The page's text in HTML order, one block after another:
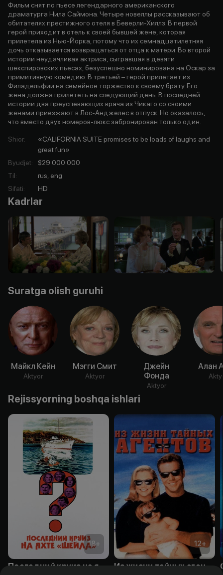
Фильм снят по пьесе легендарного американского
драматурга Нила Саймона. Четыре новеллы рассказывают oб
обитателях престижного отеля в Беверли-Хиллз. В первой
герой приходит в отель к своей бывшей жене, которая
прилетела из Нью-Йорка, потому что их семнадцатилетняя
дочь отказывается возвращаться от отца к матери. Во второй
истории неудачливая актриса, сыгравшая в девяти
шекспировских пьесах, безуспешно номинирована на Оскар за
примитивную комедию. В третьей – герой прилетает из
Филадельфии на семейное торжество к своему брату. Его
жена должна прилететь на следующий день. В последней
истории два преуспевающих врача из Чикаго со своими
женами приезжают в Лос-Анджелес в отпуск. Но оказалось,
что вместо двух номеров-люкс забронирован только один.
Shior:
«CALIFORNIA SUITE promises to be loads of laughs and
great fun»
Byudjet:
$29 000 000
Til:
rus, eng
Sifati: HD
Kadrlar
Suratga olish guruhi
Майкл Кейн
Aktyor
Мэгги Смит
Aktyor
Джейн
Фонда
Aktyor
Алан
Rejissyorning boshqa ishlari
18+ 12+